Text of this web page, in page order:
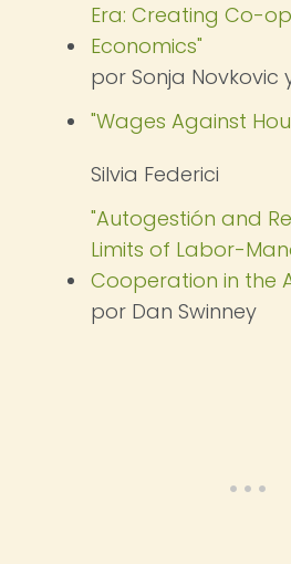
Era: Creating Co-
Economics"
por Sonja Novkovic
"Wages Against
Silvia Federici
"Autogestión and
Limits of Labor-
Cooperation in the
por Dan Swinney